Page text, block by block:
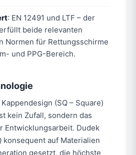
: EN 12491 und LTF – der
beide relevanten
Normen für Rettungsschirme
und PPG-Bereich.
(SQ – Square)
kein Zufall, sondern das
Entwicklungsarbeit. Dudek
konsequent auf Materialien
gesetzt, die höchste